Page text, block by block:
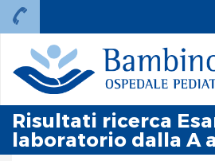
Risultati ricerca
laboratorio dalla A